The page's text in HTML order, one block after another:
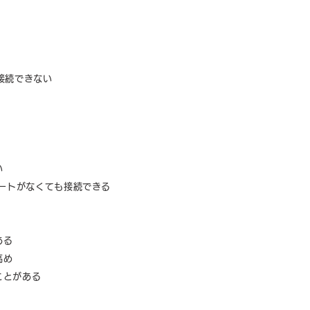
続できない
がなくても接続できる
る
め
とがある